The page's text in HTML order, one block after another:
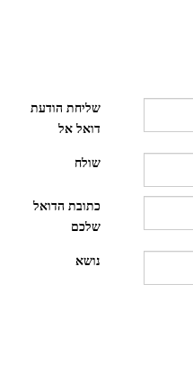
שליחת הודעת
דואל אל
שולח
כתובת הדואל
שלכם
נושא